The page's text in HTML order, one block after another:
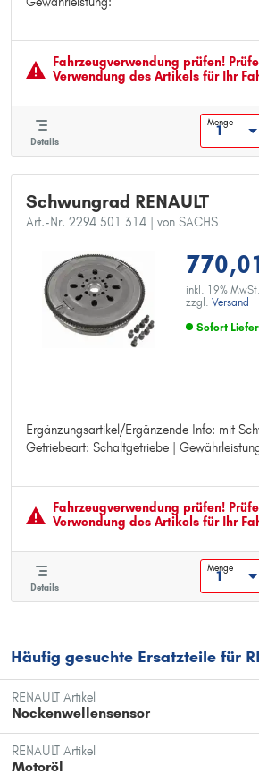
Fahrzeugver­wendung prüfen!
Verwendung des Artikels für Ihr
Details
Menge
Schwungrad RENAULT
Art.-Nr. 2294 501 314 | von SACHS
inkl. 19% MwSt.
zzgl. Versand
Sofort
Ergänzungsartikel/Ergänzende Info: mit
Getriebeart: Schaltgetriebe |
Ergänzungsartikel/Ergänzende Info: mit
Getriebeart: Schaltgetriebe
Fahrzeugver­wendung prüfen!
Verwendung des Artikels für Ihr
Details
Menge
Häufig gesuchte Ersatzteile für
RENAULT Artikel
Nockenwellensensor
RENAULT Artikel
Motoröl